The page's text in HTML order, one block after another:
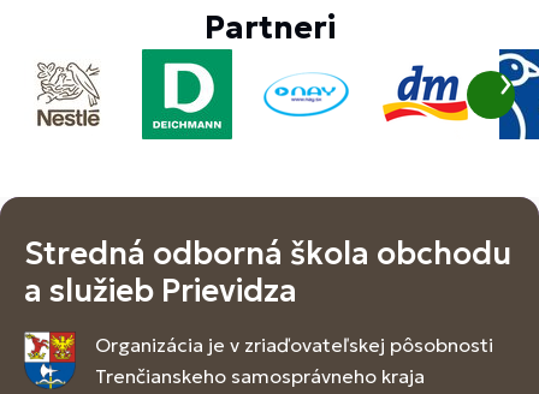
Partneri
Stredná odborná škola obchodu
a služieb Prievidza
Organizácia je v zriaďovateľskej pôsobnosti
Trenčianskeho samosprávneho kraja